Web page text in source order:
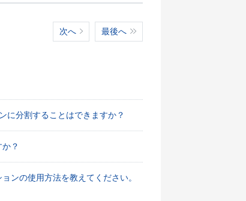
次へ 最後へ
に分割することはできますか？
？
ンの使用方法を教えてください。